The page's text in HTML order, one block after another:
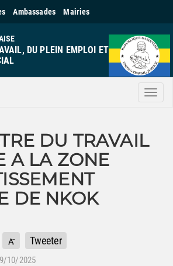
Ambassades Mairies
DU PLEIN EMPLOI ET
Menu
DU TRAVAIL
A LA ZONE
DE NKOK
Tweeter
10/2025